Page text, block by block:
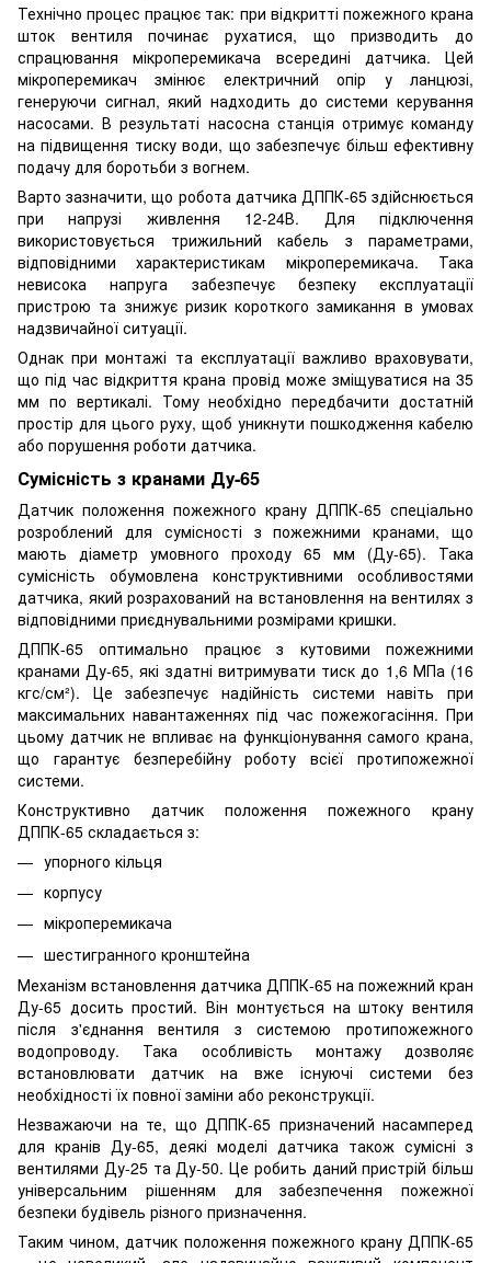
Технічно процес працює так: при відкритті пожежного крана
шток вентиля починає рухатися, що призводить до
спрацювання мікроперемикача всередині датчика. Цей
мікроперемикач змінює електричний опір у ланцюзі,
генеруючи сигнал, який надходить до системи керування
насосами. В результаті насосна станція отримує команду
на підвищення тиску води, що забезпечує більш ефективну
подачу для боротьби з вогнем.
Варто зазначити, що робота датчика ДППК-65 здійснюється
при напрузі живлення 12-24В. Для підключення
використовується трижильний кабель з параметрами,
відповідними характеристикам мікроперемикача. Така
невисока напруга забезпечує безпеку експлуатації
пристрою та знижує ризик короткого замикання в умовах
надзвичайної ситуації.
Однак при монтажі та експлуатації важливо враховувати,
що під час відкриття крана провід може зміщуватися на 35
мм по вертикалі. Тому необхідно передбачити достатній
простір для цього руху, щоб уникнути пошкодження кабелю
або порушення роботи датчика.
Сумісність з кранами Ду-65
Датчик положення пожежного крану ДППК-65 спеціально
розроблений для сумісності з пожежними кранами, що
мають діаметр умовного проходу 65 мм (Ду-65). Така
сумісність обумовлена конструктивними особливостями
датчика, який розрахований на встановлення на вентилях з
відповідними приєднувальними розмірами кришки.
ДППК-65 оптимально працює з кутовими пожежними
кранами Ду-65, які здатні витримувати тиск до 1,6 МПа (16
кгс/см²). Це забезпечує надійність системи навіть при
максимальних навантаженнях під час пожежогасіння. При
цьому датчик не впливає на функціонування самого крана,
що гарантує безперебійну роботу всієї протипожежної
системи.
Конструктивно датчик положення пожежного крану
ДППК-65 складається з:
упорного кільця
корпусу
мікроперемикача
шестигранного кронштейна
Механізм встановлення датчика ДППК-65 на пожежний кран
Ду-65 досить простий. Він монтується на штоку вентиля
після з'єднання вентиля з системою протипожежного
водопроводу. Така особливість монтажу дозволяє
встановлювати датчик на вже існуючі системи без
необхідності їх повної заміни або реконструкції.
Незважаючи на те, що ДППК-65 призначений насамперед
для кранів Ду-65, деякі моделі датчика також сумісні з
вентилями Ду-25 та Ду-50. Це робить даний пристрій більш
універсальним рішенням для забезпечення пожежної
безпеки будівель різного призначення.
Таким чином, датчик положення пожежного крану ДППК-65